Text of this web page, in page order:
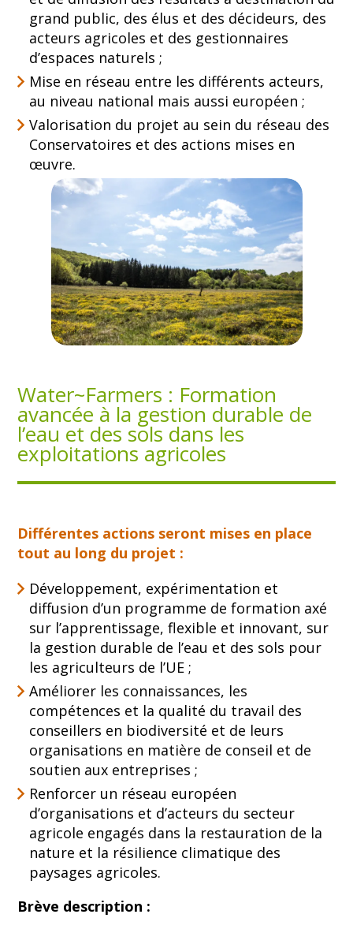
grand public, des élus et des décideurs, des
acteurs agricoles et des gestionnaires
d’espaces naturels ;
Mise en réseau entre les différents acteurs,
au niveau national mais aussi européen ;
Valorisation du projet au sein du réseau des
Conservatoires et des actions mises en
œuvre.
Water~Farmers : Formation
avancée à la gestion durable de
l’eau et des sols dans les
exploitations agricoles
Différentes actions seront mises en place
tout au long du projet :
Développement, expérimentation et
diffusion d’un programme de formation axé
sur l’apprentissage, flexible et innovant, sur
la gestion durable de l’eau et des sols pour
les agriculteurs de l’UE ;
Améliorer les connaissances, les
compétences et la qualité du travail des
conseillers en biodiversité et de leurs
organisations en matière de conseil et de
soutien aux entreprises ;
Renforcer un réseau européen
d’organisations et d’acteurs du secteur
agricole engagés dans la restauration de la
nature et la résilience climatique des
paysages agricoles.
Brève description :